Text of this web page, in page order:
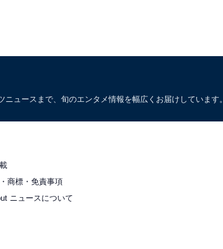
ュースまで、旬のエンタメ情報を幅広くお届けしています。
商標・免責事項
ニュースについて